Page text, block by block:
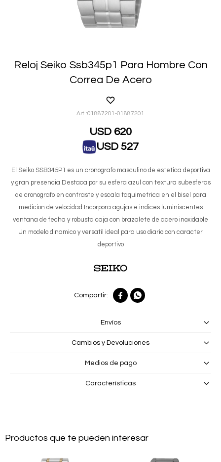
Reloj Seiko Ssb345p1 Para Hombre Con
Correa De Acero
01887201-01887201
USD 620
USD 527
El Seiko SSB345P1 es un cronografo masculino de estetica deportiva
y gran presencia Destaca por su esfera azul con textura subesferas
de cronografo en contraste y escala taquimetrica en el bisel para
medicion de velocidad Incorpora agujas e indices luminiscentes
ventana de fecha y robusta caja con brazalete de acero inoxidable
Un modelo dinamico y versatil ideal para uso diario con caracter
deportivo
 
Envíos
Cambios y Devoluciones
Medios de pago
Características
Productos que te pueden interesar